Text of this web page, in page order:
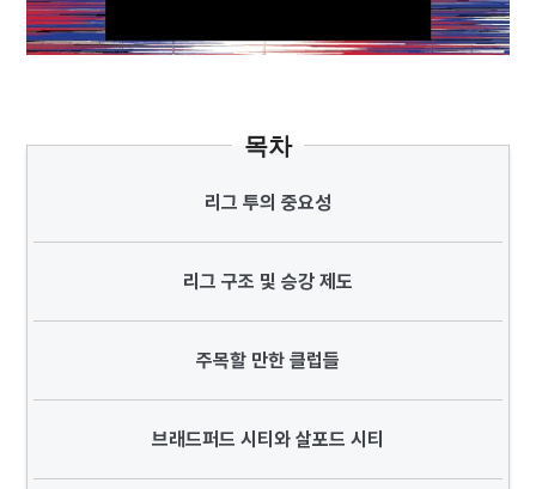
목차
리그 투의 중요성
리그 구조 및 승강 제도
주목할 만한 클럽들
브래드퍼드 시티와 살포드 시티